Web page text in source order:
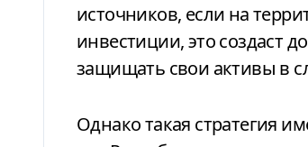
источников, если на
инвестиции, это создаст
защищать свои активы в
Однако такая стратегия